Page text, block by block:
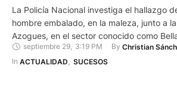
La Policía Nacional investiga el hallazgo
hombre embalado, en la maleza, junto a
Azogues, en el sector conocido como
Junto al cuerpo, que según los primeros
decapitado, había dos panfletos escritos
septiembre 29, 3:19 PM By Christian
In ACTUALIDAD SUCESOS